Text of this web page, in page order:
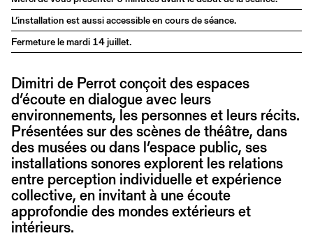
L’installation est aussi accessible en cours de séance.
Fermeture le mardi 14 juillet.
Dimitri de Perrot conçoit des espaces
d’écoute en dialogue avec leurs
environnements, les personnes et leurs récits.
Présentées sur des scènes de théâtre, dans
des musées ou dans l’espace public, ses
installations sonores explorent les relations
entre perception individuelle et expérience
collective, en invitant à une écoute
approfondie des mondes extérieurs et
intérieurs.